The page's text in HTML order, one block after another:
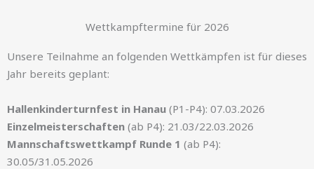
Wettkampftermine für 2026
Unsere Teilnahme an folgenden Wettkämpfen ist für dieses
Jahr bereits geplant:
Hallenkinderturnfest in Hanau (P1-P4): 07.03.2026
Einzelmeisterschaften (ab P4): 21.03/22.03.2026
Mannschaftswettkampf Runde 1 (ab P4):
30.05/31.05.2026